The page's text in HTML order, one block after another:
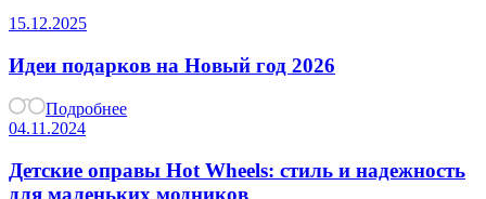
15.12.2025
Идеи подарков на Новый год 2026
Подробнее
04.11.2024
Детские оправы Hot Wheels: стиль и надежность
для маленьких модников